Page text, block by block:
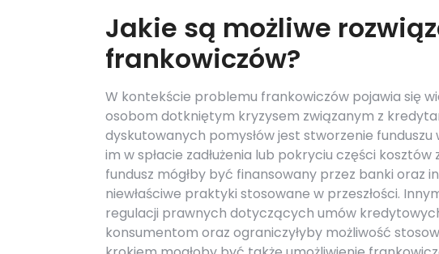
Jakie są możliwe
frankowiczów?
W kontekście problemu frankowiczów pojawia się
osobom dotkniętym kryzysem związanym z
dyskutowanych pomysłów jest stworzenie
im w spłacie zadłużenia lub pokryciu części
fundusz mógłby być finansowany przez banki
niewłaściwe praktyki stosowane w przeszłości.
regulacji prawnych dotyczących umów
konsumentom oraz ograniczyłyby możliwość